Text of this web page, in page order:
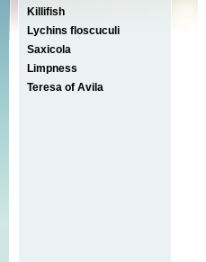
Killifish
Lychins floscuculi
Saxicola
Limpness
Teresa of Avila